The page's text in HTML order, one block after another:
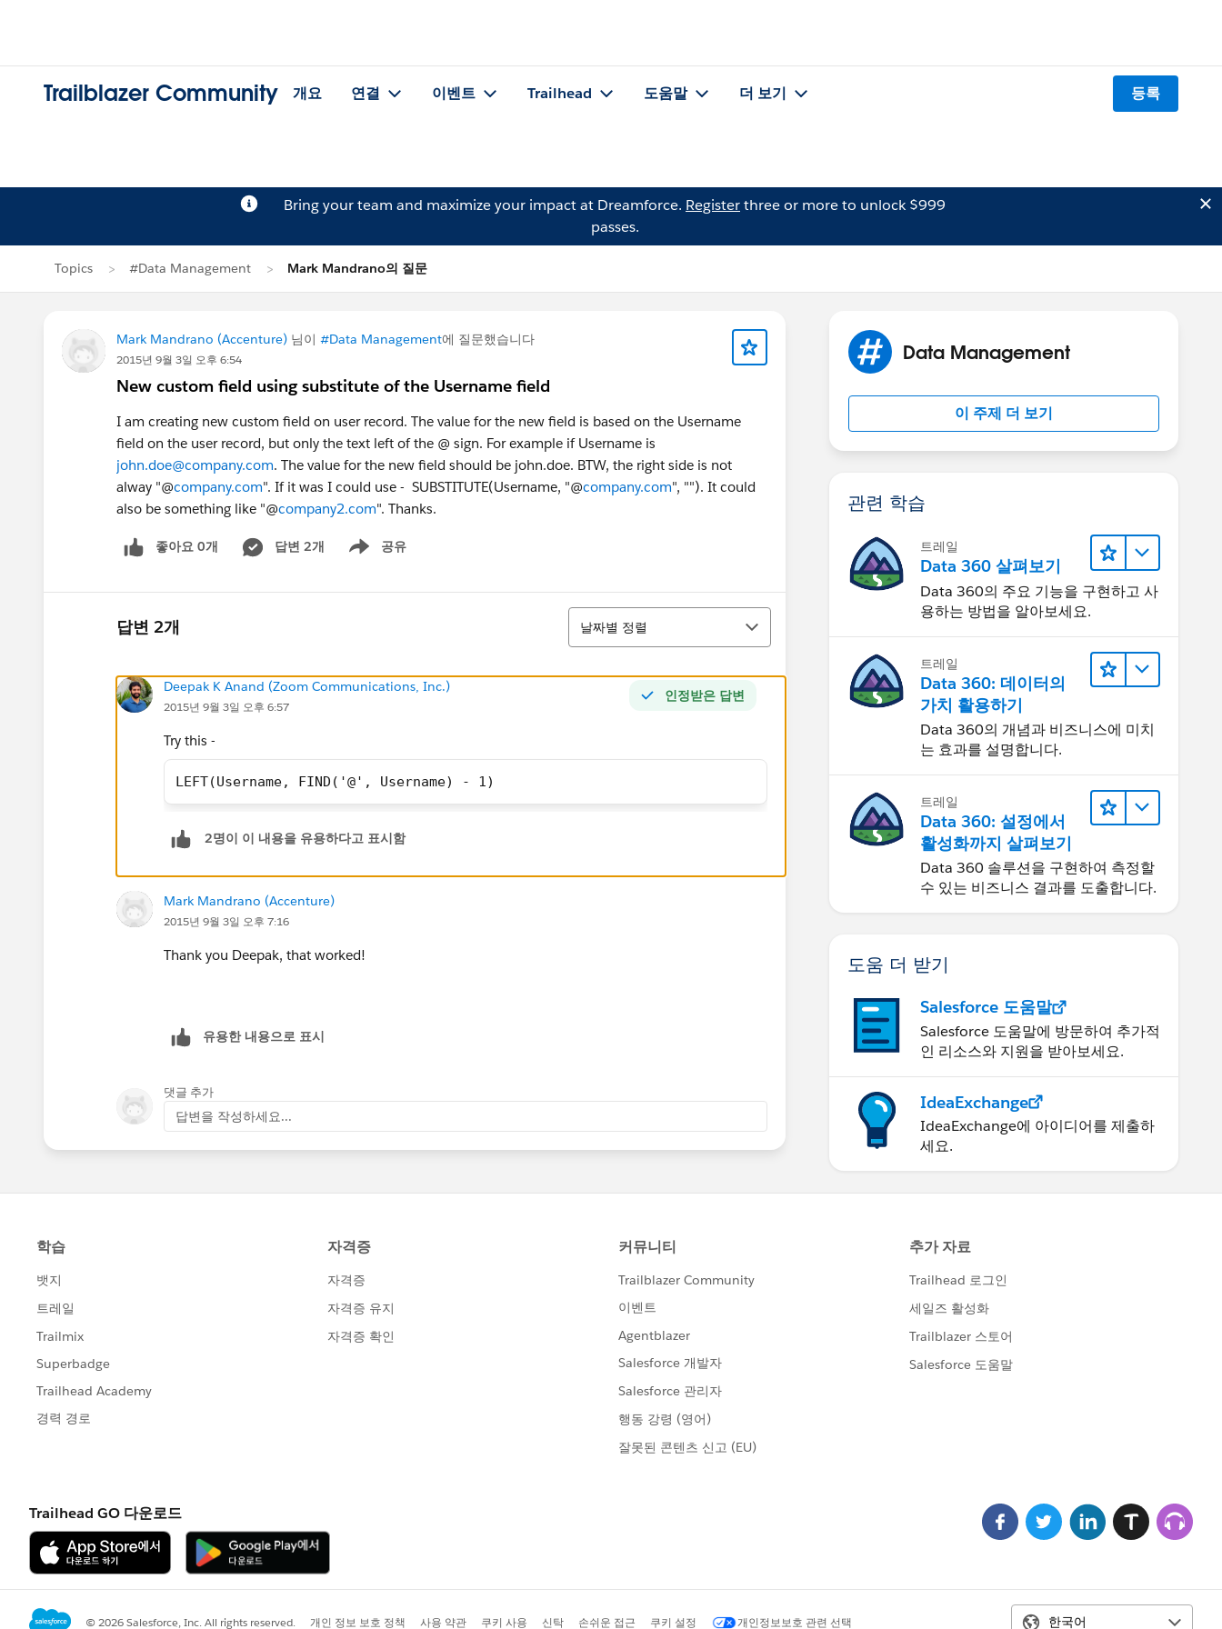
Trailblazer Community 개요 연결 이벤트 Trailhead 도움말 더 보기 등록
Bring your team and maximize your impact at Dreamforce. Registerthree or more to unlock $999
passes.
Topics #Data Management Mark Mandrano의 질문
Mark Mandrano (Accenture) 님이 #Data Management에 질문했습니다
2015년 9월 3일 오후 6:54
New custom field using substitute of the Username field
I am creating new custom field on user record. The value for the new field is based on the Username
field on the user record, but only the text left of the @ sign. For example if Username is
john.doe@company.com. The value for the new field should be john.doe. BTW, the right side is not
alway "@company.com". If it was I could use - SUBSTITUTE(Username, "@company.com", ""). It could
also be something like "@company2.com". Thanks.
좋아요 0개 답변 2개 공유
Show menu
답변 2개
정렬
날짜별 정렬
인정받은 답변
Deepak K Anand (‎‎‎‎‎‎Zoom Communications, Inc.)
2015년 9월 3일 오후 6:57
Try this -
LEFT(Username, FIND('@', Username) - 1)
2명이 이 내용을 유용하다고 표시함
Mark Mandrano (Accenture)
2015년 9월 3일 오후 7:16
Thank you Deepak, that worked!
유용한 내용으로 표시
댓글 추가
답변을 작성하세요...
Data Management
이 주제 더 보기
관련 학습
트레일
Data 360 살펴보기
Data 360의 주요 기능을 구현하고 사
용하는 방법을 알아보세요.
트레일
Data 360: 데이터의
가치 활용하기
Data 360의 개념과 비즈니스에 미치
는 효과를 설명합니다.
트레일
Data 360: 설정에서
활성화까지 살펴보기
Data 360 솔루션을 구현하여 측정할
수 있는 비즈니스 결과를 도출합니다.
도움 더 받기
Salesforce 도움말
Salesforce 도움말에 방문하여 추가적
인 리소스와 지원을 받아보세요.
IdeaExchange
IdeaExchange에 아이디어를 제출하
세요.